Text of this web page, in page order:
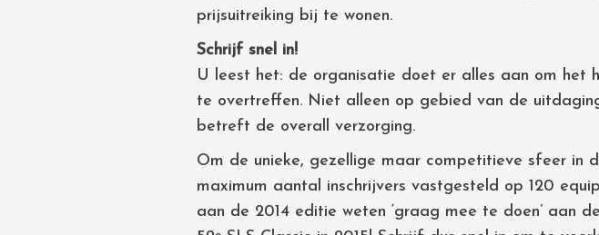
prijsuitreiking bij te wonen.
Schrijf snel in!
U leest het: de organisatie doet er alles aan om het
te overtreffen. Niet alleen op gebied van de
betreft de overall verzorging.
Om de unieke, gezellige maar competitieve sfeer in
maximum aantal inschrijvers vastgesteld op 120
aan de 2014 editie weten ‘graag mee te doen’ aan de